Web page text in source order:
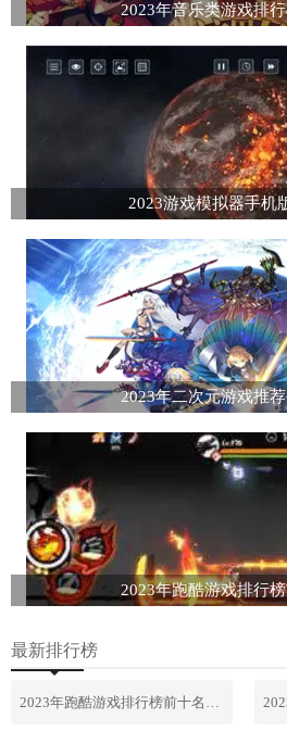
2023年音乐类游戏排
2023游戏模拟器手机
2023年二次元游戏推
2023年跑酷游戏排行
最新排行榜
2023年跑酷游戏排行榜前十名合集